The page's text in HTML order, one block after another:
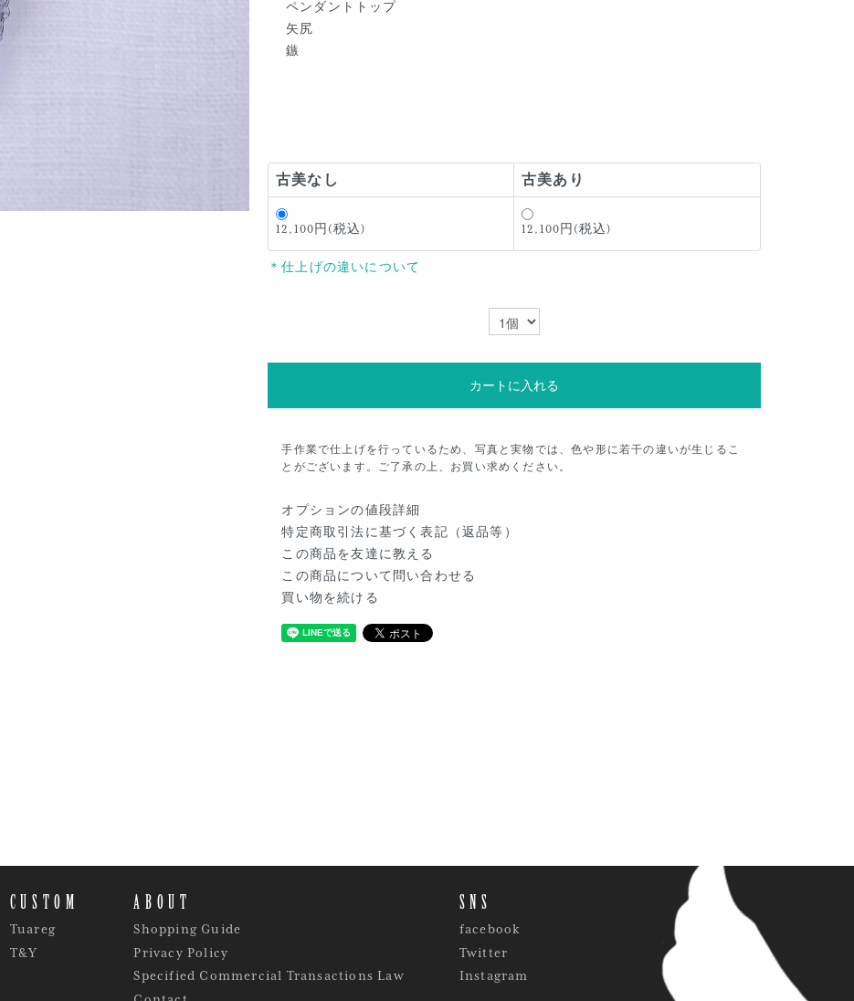
ペンダントトップ
矢尻
鏃
古美なし 古美あり
12,100円(税込) 12,100円(税込)
＊仕上げの違いについて
カートに入れる
手作業で仕上げを行っているため、写真と実物では、色や形に若干の違いが生じるこ
とがございます。ご了承の上、お買い求めください。
オプションの値段詳細
特定商取引法に基づく表記（返品等）
この商品を友達に教える
この商品について問い合わせる
買い物を続ける
CUSTOM
Tuareg
T&Y
ABOUT
Shopping Guide
Privacy Policy
Specified Commercial Transactions Law
SNS
facebook
Twitter
Instagram